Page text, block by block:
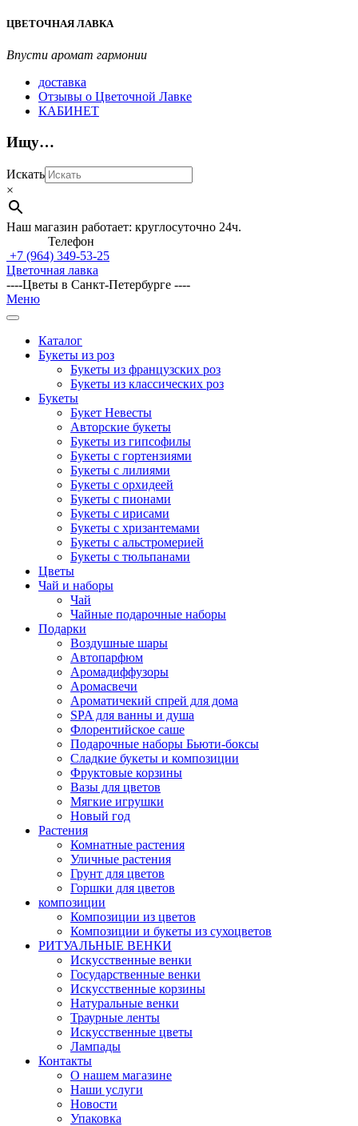
Перейти
содержимому
ЦВЕТОЧНАЯ ЛАВКА
Впусти аромат гармонии
доставка
Отзывы о Цветочной Лавке
КАБИНЕТ
Ищу…
Искать
×
Наш магазин работает: круглосуточно 24ч.
Телефон
+7 (964) 349-53-25
Цветочная лавка
----Цветы в Санкт-Петербурге ----
Главное
навигационное
Меню
Каталог
Букеты из роз
Букеты из французских роз
Букеты из классических роз
Букеты
Букет Невесты
Авторские букеты
Букеты из гипсофилы
Букеты с гортензиями
Букеты с лилиями
Букеты с орхидеей
Букеты с пионами
Букеты с ирисами
Букеты с хризантемами
Букеты с альстромерией
Букеты с тюльпанами
Цветы
Чай и наборы
Чай
Чайные подарочные наборы
Подарки
Воздушные шары
Автопарфюм
Аромадиффузоры
Аромасвечи
Ароматичекий спрей для дома
SPA для ванны и душа
Флорентийское саше
Подарочные наборы Бьюти-боксы
Сладкие букеты и композиции
Фруктовые корзины
Вазы для цветов
Мягкие игрушки
Новый год
Растения
Комнатные растения
Уличные растения
Грунт для цветов
Горшки для цветов
композиции
Композиции из цветов
Композиции и букеты из сухоцветов
РИТУАЛЬНЫЕ ВЕНКИ
Искусственные венки
Государственные венки
Искусственные корзины
Натуральные венки
Траурные ленты
Искусственные цветы
Лампады
Контакты
О нашем магазине
Наши услуги
Новости
Упаковка